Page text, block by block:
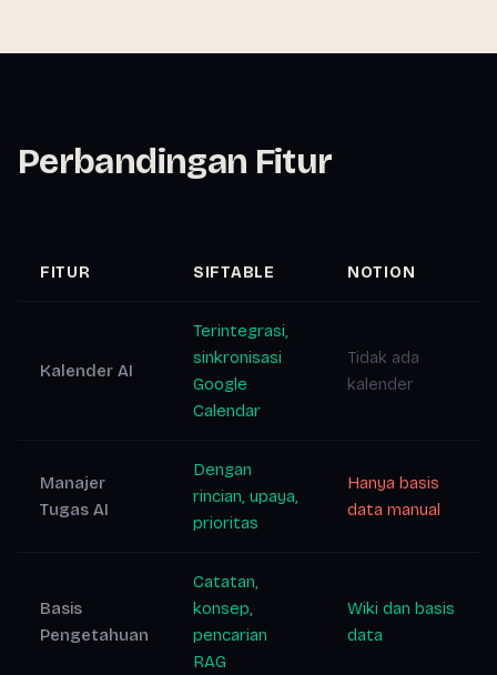
Perbandingan Fitur
FITUR SIFTABLE NOTION
Kalender AI
Terintegrasi,
sinkronisasi
Google
Calendar
Tidak ada
kalender
Manajer
Tugas AI
Dengan
rincian, upaya,
prioritas
Hanya basis
data manual
Basis
Pengetahuan
Catatan,
konsep,
pencarian
RAG
Wiki dan basis
data